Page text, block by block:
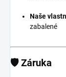
Naše
zabalené
🛡️ Záruka